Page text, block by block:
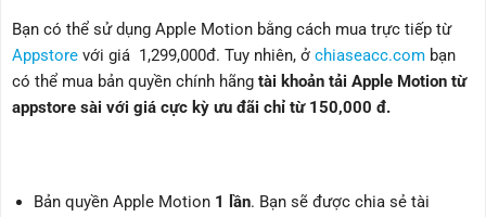
Bạn có thể sử dụng Apple Motion bằng cách mua trực tiếp từ
Appstore với giá 1,299,000đ. Tuy nhiên, ở chiaseacc.com bạn
có thể mua bản quyền chính hãng tài khoản tải Apple Motion từ
appstore sài với giá cực kỳ ưu đãi chỉ từ 150,000 đ.
Bản quyền Apple Motion 1 lần. Bạn sẽ được chia sẻ tài